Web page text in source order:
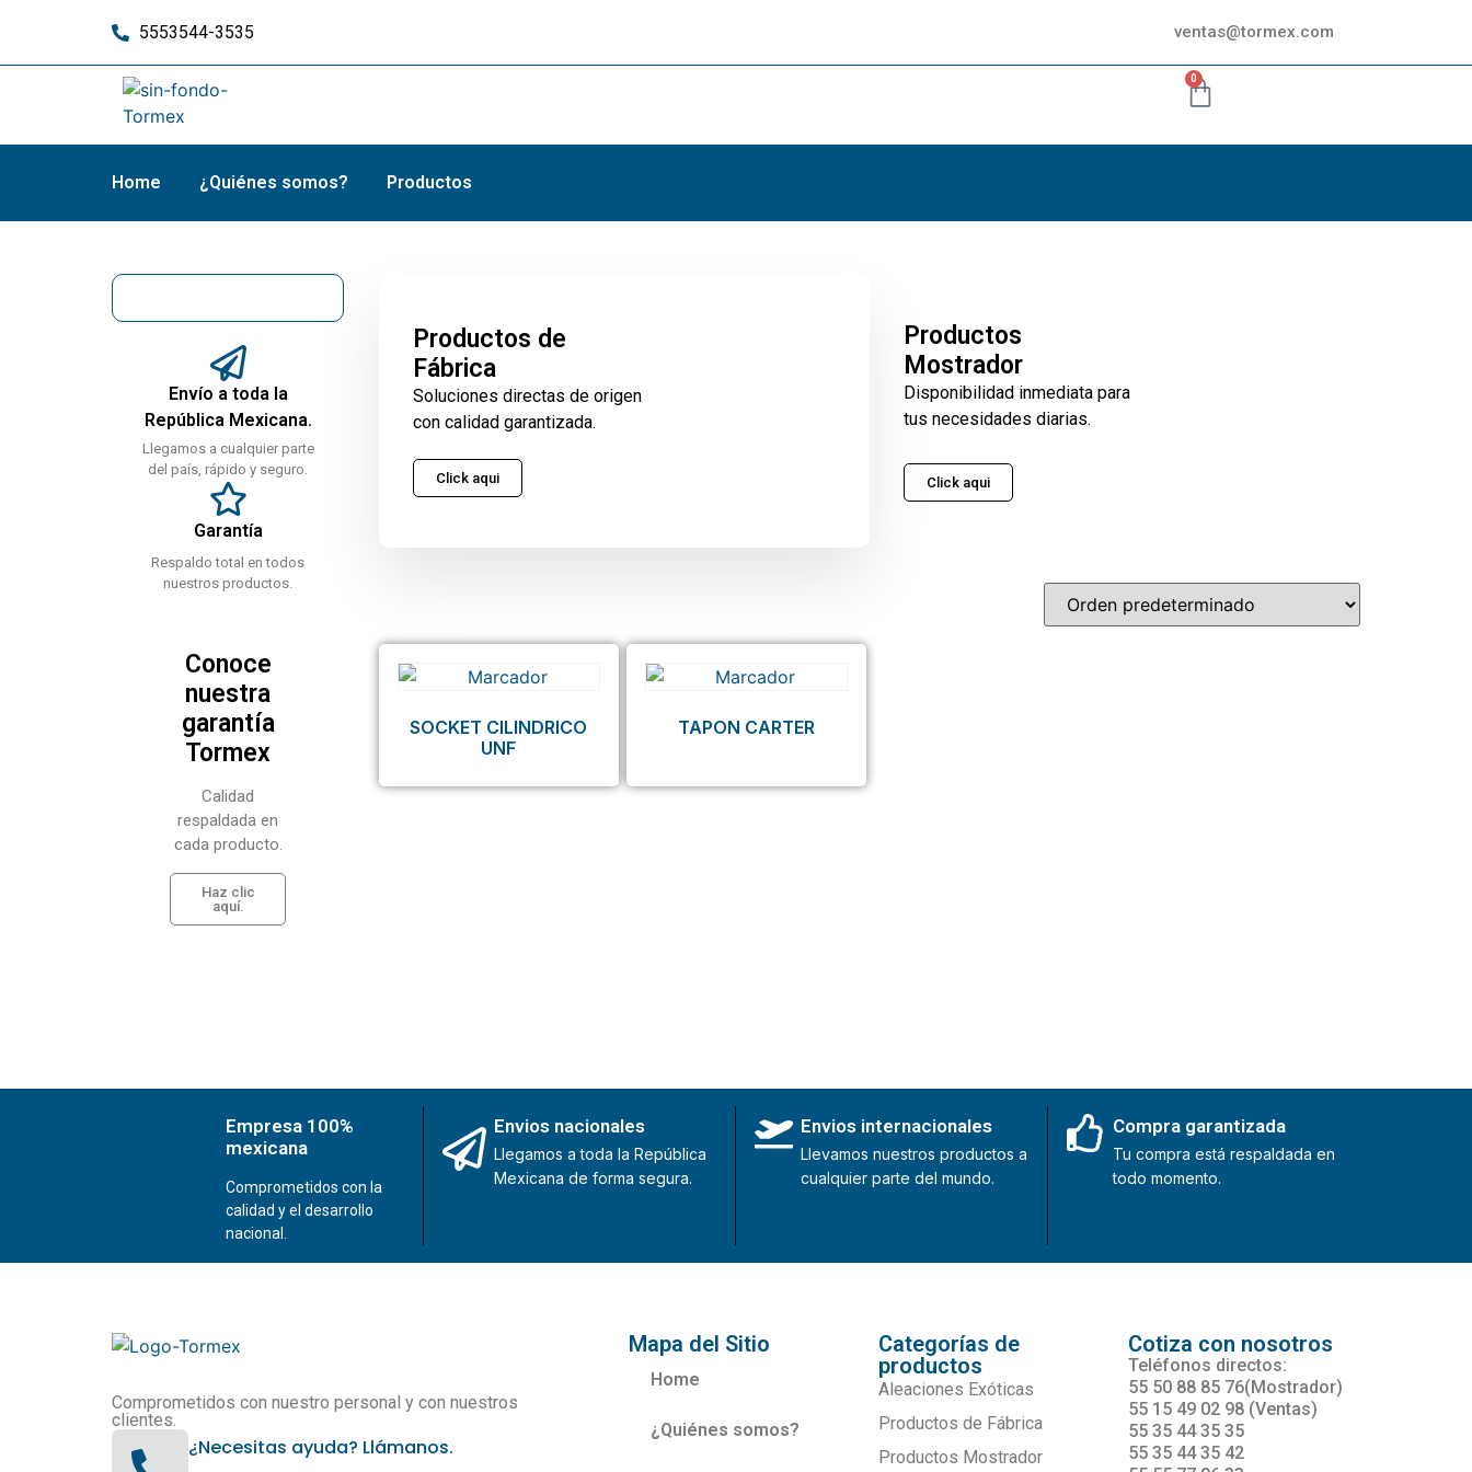
5553544-3535 ventas@tormex.com
0
Home ¿Quiénes somos? Productos
Envío a toda la
República Mexicana.
Llegamos a cualquier parte
del país, rápido y seguro.
Garantía
Respaldo total en todos
nuestros productos.
Conoce
nuestra
garantía
Tormex
Calidad
respaldada en
cada producto.
Haz clic
aquí.
Productos de
Fábrica
Soluciones directas de origen
con calidad garantizada.
Click aqui
Productos
Mostrador
Disponibilidad inmediata para
tus necesidades diarias.
Click aqui
SOCKET CILINDRICO
UNF
TAPON CARTER
Empresa 100%
mexicana
Comprometidos con la
calidad y el desarrollo
nacional.
Envios nacionales
Llegamos a toda la República
Mexicana de forma segura.
Envios internacionales
Llevamos nuestros productos a
cualquier parte del mundo.
Compra garantizada
Tu compra está respaldada en
todo momento.
Comprometidos con nuestro personal y con nuestros
clientes.
¿Necesitas ayuda? Llámanos.
Mapa del Sitio
Home
¿Quiénes somos?
Categorías de
productos
Aleaciones Exóticas
Productos de Fábrica
Productos Mostrador
Cotiza con nosotros
Teléfonos directos:
55 50 88 85 76(Mostrador)
55 15 49 02 98 (Ventas)
55 35 44 35 35
55 35 44 35 42